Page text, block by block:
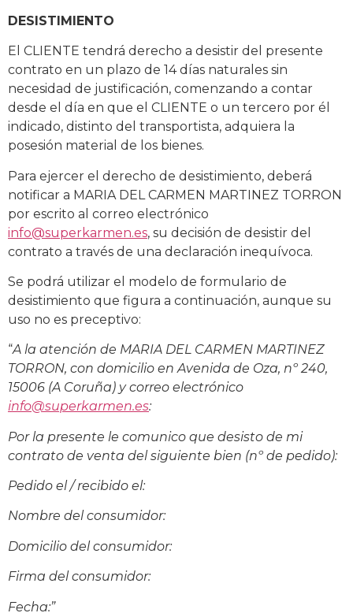
DESISTIMIENTO
El CLIENTE tendrá derecho a desistir del presente
contrato en un plazo de 14 días naturales sin
necesidad de justificación, comenzando a contar
desde el día en que el CLIENTE o un tercero por él
indicado, distinto del transportista, adquiera la
posesión material de los bienes.
Para ejercer el derecho de desistimiento, deberá
notificar a MARIA DEL CARMEN MARTINEZ TORRON
por escrito al correo electrónico
info@superkarmen.es, su decisión de desistir del
contrato a través de una declaración inequívoca.
Se podrá utilizar el modelo de formulario de
desistimiento que figura a continuación, aunque su
uso no es preceptivo:
“A la atención de MARIA DEL CARMEN MARTINEZ
TORRON, con domicilio en Avenida de Oza, nº 240,
15006 (A Coruña) y correo electrónico
info@superkarmen.es:
Por la presente le comunico que desisto de mi
contrato de venta del siguiente bien (nº de pedido):
Pedido el / recibido el:
Nombre del consumidor:
Domicilio del consumidor:
Firma del consumidor:
Fecha:”